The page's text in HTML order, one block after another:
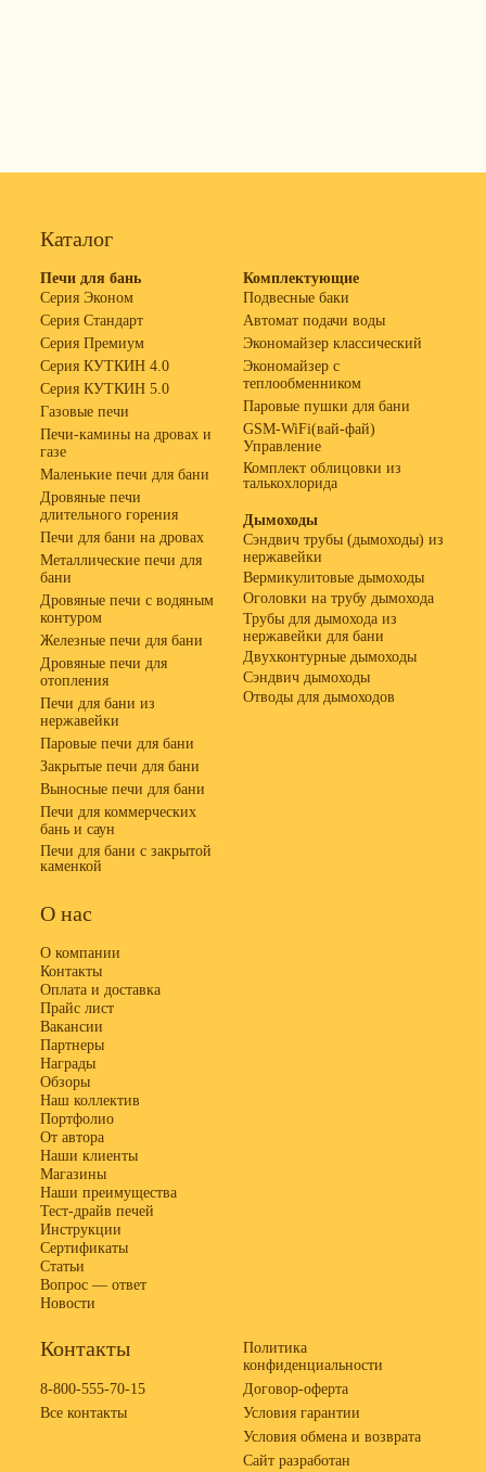
Каталог
Печи для бань
Серия Эконом
Серия Стандарт
Серия Премиум
Серия КУТКИН 4.0
Серия КУТКИН 5.0
Газовые печи
Печи-камины на дровах и
газе
Маленькие печи для бани
Дровяные печи
длительного горения
Печи для бани на дровах
Металлические печи для
бани
Дровяные печи с водяным
контуром
Железные печи для бани
Дровяные печи для
отопления
Печи для бани из
нержавейки
Паровые печи для бани
Закрытые печи для бани
Выносные печи для бани
Печи для коммерческих
бань и саун
Печи для бани с закрытой
каменкой
Комплектующие
Подвесные баки
Автомат подачи воды
Экономайзер классический
Экономайзер с
теплообменником
Паровые пушки для бани
GSM-WiFi(вай-фай)
Управление
Комплект облицовки из
талькохлорида
Дымоходы
Сэндвич трубы (дымоходы) из
нержавейки
Вермикулитовые дымоходы
Оголовки на трубу дымохода
Трубы для дымохода из
нержавейки для бани
Двухконтурные дымоходы
Сэндвич дымоходы
Отводы для дымоходов
О нас
О компании
Контакты
Оплата и доставка
Прайс лист
Вакансии
Партнеры
Награды
Обзоры
Наш коллектив
Портфолио
От автора
Наши клиенты
Магазины
Наши преимущества
Тест-драйв печей
Инструкции
Сертификаты
Статьи
Вопрос — ответ
Новости
Контакты
8-800-555-70-15
Все контакты
Политика
конфиденциальности
Договор-оферта
Условия гарантии
Условия обмена и возврата
Сайт разработан